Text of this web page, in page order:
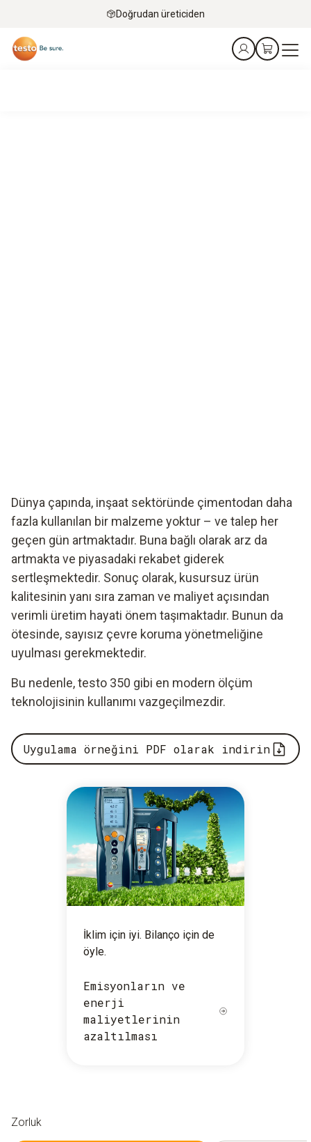
Doğrudan üreticiden
Dünya çapında, inşaat sektöründe çimentodan daha
fazla kullanılan bir malzeme yoktur – ve talep her
geçen gün artmaktadır. Buna bağlı olarak arz da
artmakta ve piyasadaki rekabet giderek
sertleşmektedir. Sonuç olarak, kusursuz ürün
kalitesinin yanı sıra zaman ve maliyet açısından
verimli üretim hayati önem taşımaktadır. Bunun da
ötesinde, sayısız çevre koruma yönetmeliğine
uyulması gerekmektedir.
Bu nedenle, testo 350 gibi en modern ölçüm
teknolojisinin kullanımı vazgeçilmezdir.
Uygulama örneğini PDF olarak indirin
İklim için iyi. Bilanço için de
öyle.
Emisyonların ve
enerji
maliyetlerinin
azaltılması
Zorluk